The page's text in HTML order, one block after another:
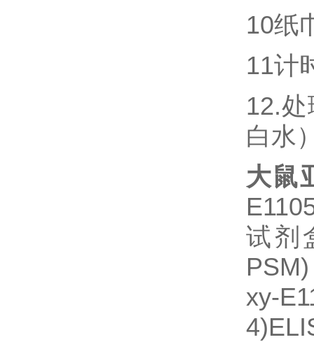
10纸
11计
12.
白水
大鼠
试剂
xy-